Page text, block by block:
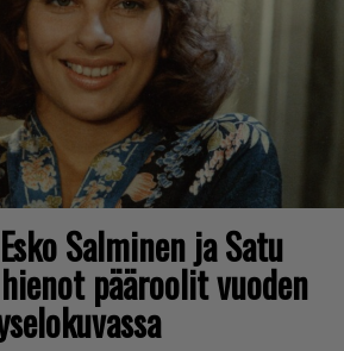
Salminen ja Satu
pääroolit vuoden